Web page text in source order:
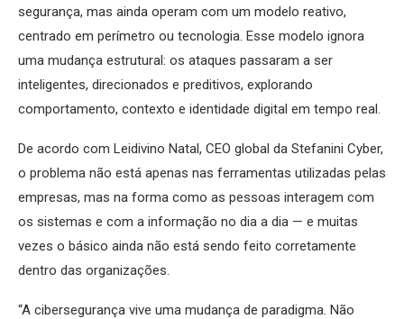
segurança, mas ainda operam com um modelo reativo,
centrado em perímetro ou tecnologia. Esse modelo ignora
uma mudança estrutural: os ataques passaram a ser
inteligentes, direcionados e preditivos, explorando
comportamento, contexto e identidade digital em tempo real.
De acordo com Leidivino Natal, CEO global da Stefanini Cyber,
o problema não está apenas nas ferramentas utilizadas pelas
empresas, mas na forma como as pessoas interagem com
os sistemas e com a informação no dia a dia — e muitas
vezes o básico ainda não está sendo feito corretamente
dentro das organizações.
“A cibersegurança vive uma mudança de paradigma. Não